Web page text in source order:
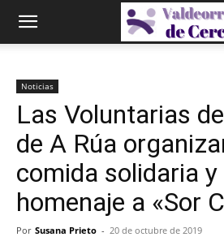
Noticias
Las Voluntarias
de A Rúa
comida solidaria y
homenaje a «Sor
Por Susana Prieto - 20 de octubre de 2019